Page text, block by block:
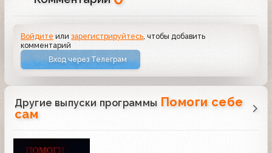
Войдите илизарегистрируйтесь , чтобы добавить
комментарий
Вход через Телеграм
Другие выпуски программы Помоги себе
сам